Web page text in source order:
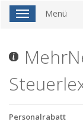
ToggleMenü
Personalrabatt